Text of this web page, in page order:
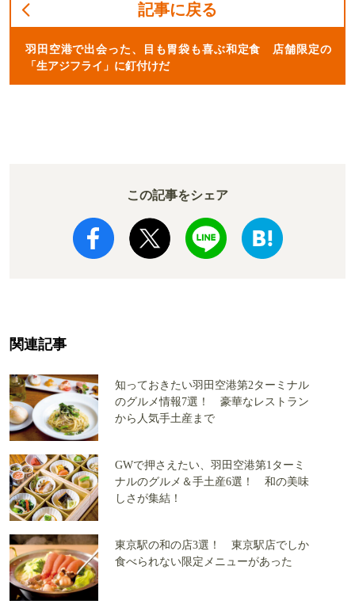
記事に戻る
羽田空港で出会った、目も胃袋も喜ぶ和定食 店舗限定の
「生アジフライ」に釘付けだ
この記事をシェア
関連記事
知っておきたい羽田空港第2ターミナル
のグルメ情報7選！ 豪華なレストラン
から人気手土産まで
GWで押さえたい、羽田空港第1ターミ
ナルのグルメ＆手土産6選！ 和の美味
しさが集結！
東京駅の和の店3選！ 東京駅店でしか
食べられない限定メニューがあった